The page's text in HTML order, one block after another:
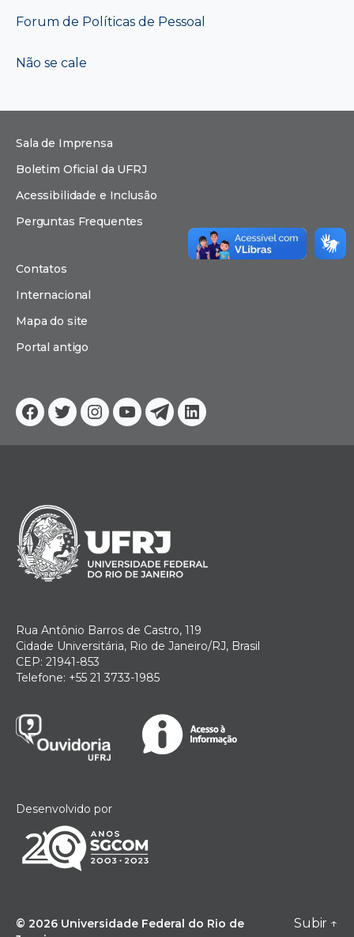
Forum de Políticas de Pessoal
Não se cale
Facebook
TwitterInstagram
YouTube
TelegramLinkedin
Sala de Imprensa
Boletim Oficial da UFRJ
Acessibilidade e Inclusão
Perguntas Frequentes
Contatos
Internacional
Mapa do site
Portal antigo
Rua Antônio Barros de Castro, 119
Cidade Universitária, Rio de Janeiro/RJ, Brasil
CEP: 21941-853
Telefone: +55 21 3733-1985
Desenvolvido por
© 2026 Universidade Federal do Rio de
Subir ↑